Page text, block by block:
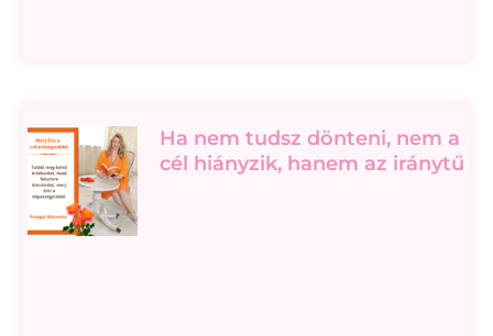
Ha nem tudsz dönteni, nem a
cél hiányzik, hanem az iránytű